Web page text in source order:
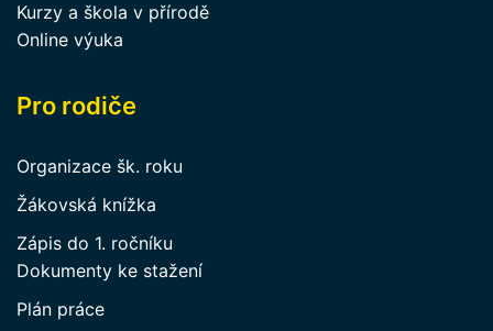
Kurzy a škola v přírodě
Online výuka
Pro rodiče
Organizace šk. roku
Žákovská knížka
Zápis do 1. ročníku
Dokumenty ke stažení
Plán práce